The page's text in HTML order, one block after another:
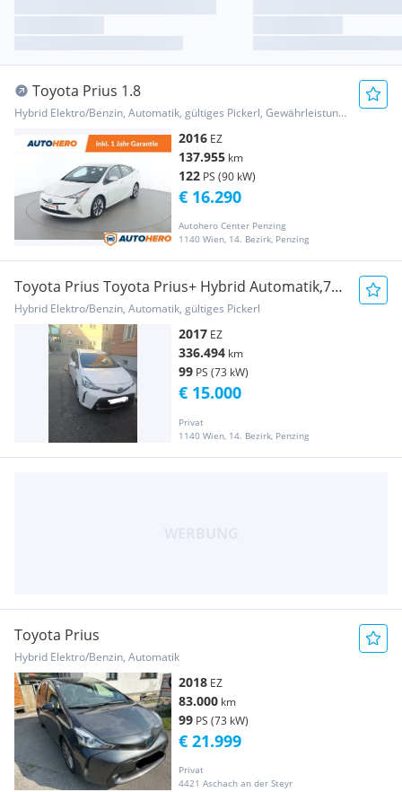
Toyota Prius 1.8
Hybrid Elektro/Benzin, Automatik, gültiges Pickerl, Gewährleistung, Garantie
2016 EZ
137.955 km
122 PS (90 kW)
Autohero Center Penzing
1140 Wien, 14. Bezirk, Penzing
€ 16.290
Toyota Prius Toyota Prius+ Hybrid Automatik,7-
Sitzer,gepflegt
Hybrid Elektro/Benzin, Automatik, gültiges Pickerl
2017 EZ
336.494 km
99 PS (73 kW)
Privat
1140 Wien, 14. Bezirk, Penzing
€ 15.000
Toyota Prius
Hybrid Elektro/Benzin, Automatik
2018 EZ
83.000 km
99 PS (73 kW)
Privat
4421 Aschach an der Steyr
€ 21.999